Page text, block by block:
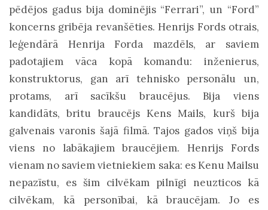
pēdējos gadus bija dominējis “Ferrari”, un “Ford”
koncerns gribēja revanšēties. Henrijs Fords otrais,
leģendārā Henrija Forda mazdēls, ar saviem
padotajiem vāca kopā komandu: inženierus,
konstruktorus, gan arī tehnisko personālu un,
protams, arī sacīkšu braucējus. Bija viens
kandidāts, britu braucējs Kens Mails, kurš bija
galvenais varonis šajā filmā. Tajos gados viņš bija
viens no labākajiem braucējiem. Henrijs Fords
vienam no saviem vietniekiem saka: es Kenu Mailsu
nepazīstu, es šim cilvēkam pilnīgi neuzticos kā
cilvēkam, kā personībai, kā braucējam. Jo es